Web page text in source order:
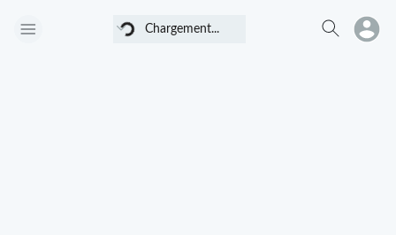
Chargement... Chargement...